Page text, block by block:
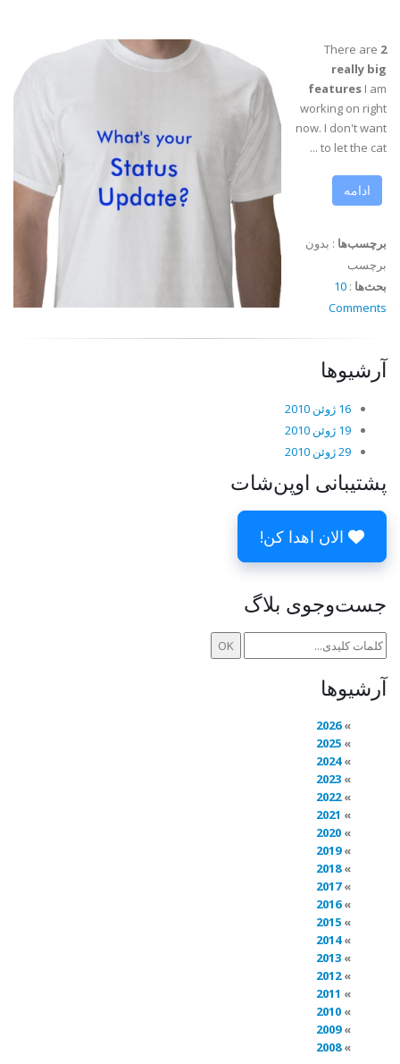
There are 2
really big
features I am
working on right
now. I don't want
to let the cat ...
ادامه
برچسب‌ها : بدون
برچسب
بحث‌ها :
10
Comments
آرشیوها
16 ژوئن 2010
19 ژوئن 2010
29 ژوئن 2010
پشتیبانی اوپن‌شات
الان اهدا کن!
جست‌وجوی بلاگ
آرشیوها
2026
2025
2024
2023
2022
2021
2020
2019
2018
2017
2016
2015
2014
2013
2012
2011
2010
2009
2008